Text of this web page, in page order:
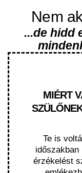
Nem
...de hidd
MIÉRT
Te is
időszakban
érzékelést